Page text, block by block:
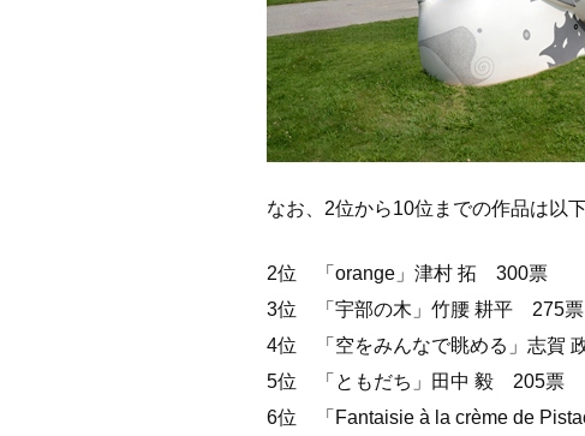
なお、2位から10位までの作品は以
2位 「orange」津村 拓 300票
3位 「宇部の木」竹腰 耕平 275票
4位 「空をみんなで眺める」志賀
5位 「ともだち」田中 毅 205票
6位 「Fantaisie à la crème de